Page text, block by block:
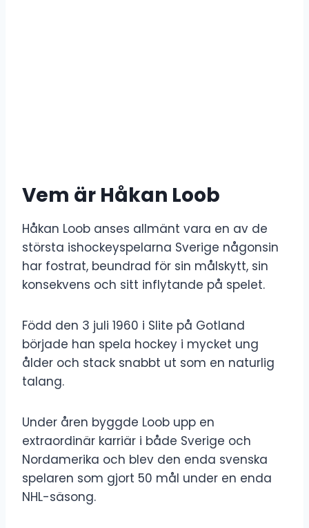
Vem är Håkan Loob
Håkan Loob anses allmänt vara en av de
största ishockeyspelarna Sverige någonsin
har fostrat, beundrad för sin målskytt, sin
konsekvens och sitt inflytande på spelet.
Född den 3 juli 1960 i Slite på Gotland
började han spela hockey i mycket ung
ålder och stack snabbt ut som en naturlig
talang.
Under åren byggde Loob upp en
extraordinär karriär i både Sverige och
Nordamerika och blev den enda svenska
spelaren som gjort 50 mål under en enda
NHL-säsong.